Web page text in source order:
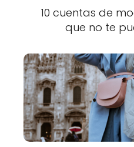
10 cuentas de
que no te